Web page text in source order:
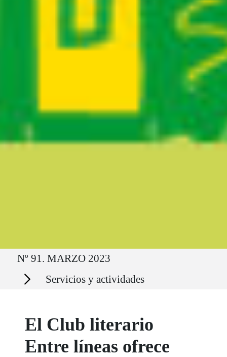
Ruta del sitio
Nº 91. MARZO 2023
Secciones Servicios y actividades
El Club literario
Entre líneas ofrece